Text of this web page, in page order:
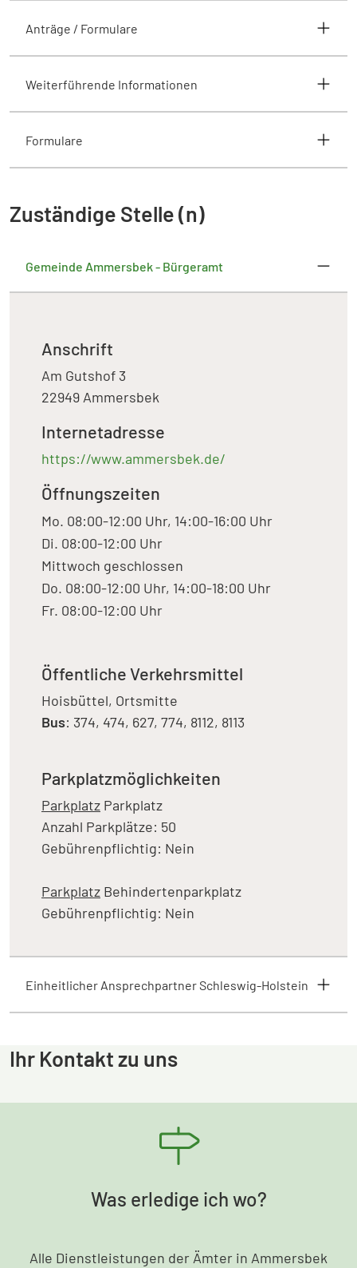
Anträge / Formulare
Weiterführende Informationen
Formulare
Zuständige Stelle (n)
Gemeinde Ammersbek - Bürgeramt
Anschrift
Am Gutshof 3
22949 Ammersbek
Internetadresse
https://www.ammersbek.de/
Öffnungszeiten
Mo. 08:00-12:00 Uhr, 14:00-16:00 Uhr
Di. 08:00-12:00 Uhr
Mittwoch geschlossen
Do. 08:00-12:00 Uhr, 14:00-18:00 Uhr
Fr. 08:00-12:00 Uhr
Öffentliche Verkehrsmittel
Hoisbüttel, Ortsmitte
Bus: 374, 474, 627, 774, 8112, 8113
Parkplatzmöglichkeiten
Parkplatz Parkplatz
Anzahl Parkplätze: 50
Gebührenpflichtig: Nein
Parkplatz Behindertenparkplatz
Gebührenpflichtig: Nein
Einheitlicher Ansprechpartner Schleswig-Holstein
Ihr Kontakt zu uns
Was erledige ich wo?
Alle Dienstleistungen der Ämter in Ammersbek